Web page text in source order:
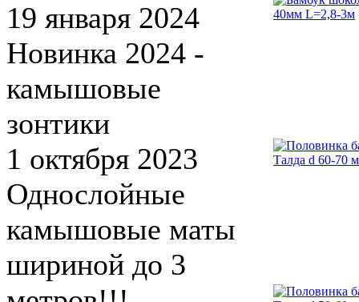
19 января 2024
Новинка 2024 -
камышовые
зонтики
1 октября 2023
Однослойные
камышовые маты
шириной до 3